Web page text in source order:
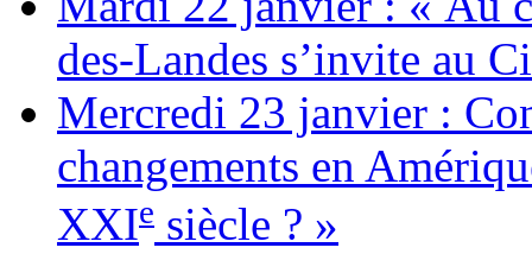
des-Landes s’invite au
Mercredi 23 janvier :
changements en
XXIe siècle ? »